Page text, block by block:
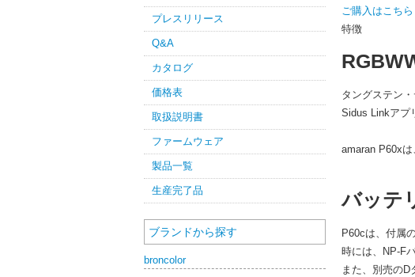
プレスリリース
Q&A
カタログ
価格表
取扱説明書
ファームウェア
製品一覧
生産完了品
ブランドから探す
broncolor
ご購入はこちら
特徴
タングステン
Sidus Linkアプ
amaran P60x
バッテ
P60cは、付属
時には、NP-F
また、別売の